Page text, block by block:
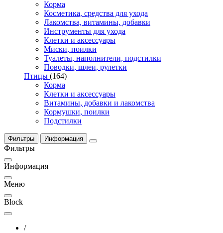
Корма
Косметика, средства для ухода
Лакомства, витамины, добавки
Инструменты для ухода
Клетки и аксессуары
Миски, поилки
Туалеты, наполнители, подстилки
Поводки, шлеи, рулетки
Птицы (164)
Корма
Клетки и аксессуары
Витамины, добавки и лакомства
Кормушки, поилки
Подстилки
Фильтры Информация
Фильтры
Информация
Меню
Block
/